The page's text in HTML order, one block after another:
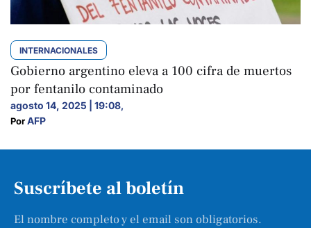
INTERNACIONALES
Gobierno argentino eleva a 100 cifra de muertos
por fentanilo contaminado
agosto 14, 2025 | 19:08,
Por AFP
Suscríbete al boletín
El nombre completo y el email son obligatorios.